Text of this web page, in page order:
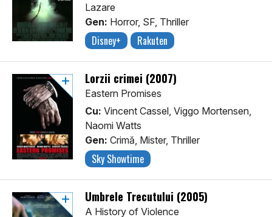
Lazare
Gen: Horror, SF, Thriller
Disney+ Rakuten
Lorzii crimei (2007)
Eastern Promises
Cu: Vincent Cassel, Viggo Mortensen,
Naomi Watts
Gen: Crimă, Mister, Thriller
Sky Showtime
Umbrele Trecutului (2005)
A History of Violence